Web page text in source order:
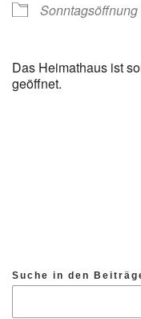
Sonntagsöffnung
Das Heimathaus ist
geöffnet.
Suche in den